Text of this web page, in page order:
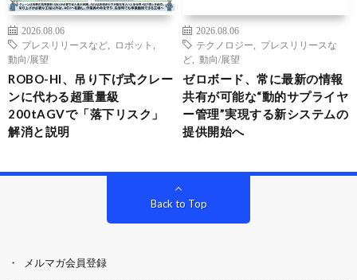
2026.08.06
プレスリリースなど
ロボット
動向/展望
ROBO-HI、吊り下げ式クレー
ンに代わる超重量級
200tAGVで「落下リスク」
解消と説明
2026.08.06
テクノロジー
プレスリリースな
ど
動向/展望
ゼロボード、常に最新の情報
共有が可能な“動的サプライヤ
ー管理”実現する新システムの
提供開始へ
Back to Top
メルマガ会員登録